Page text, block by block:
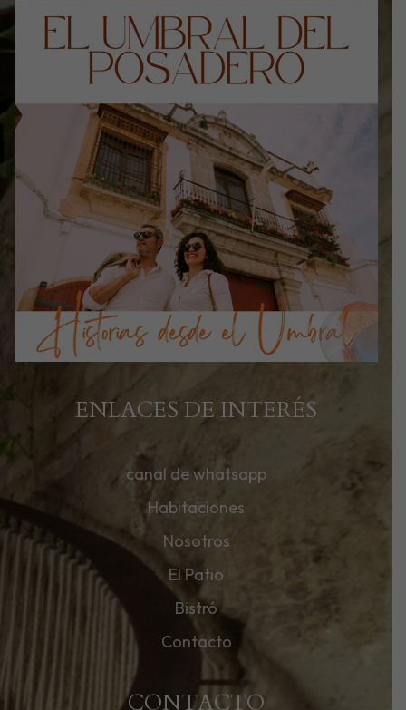
ENLACES DE INTERÉS
canal de whatsapp
Habitaciones
Nosotros
El Patio
Bistró
Contacto
CONTACTO